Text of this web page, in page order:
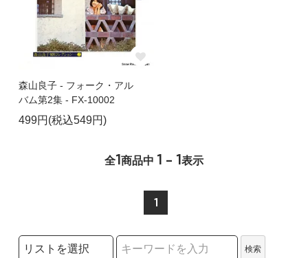
森山良子 - フォーク・アル
バム第2集 - FX-10002
499円(税込549円)
全1商品中 1 - 1表示
1
検索リストの選択
検索